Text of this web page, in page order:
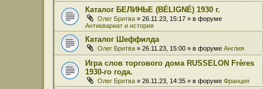
Каталог БЕЛИНЬЕ (BÉLIGNÉ) 1930 г.
Олег Бритва » 26.11.23, 15:17 » в форуме
Антиквариат и история
Каталог Шеффилда
Олег Бритва » 26.11.23, 15:00 » в форуме Англия
Игра слов торгового дома RUSSELON Frères
1930-го года.
Олег Бритва » 26.11.23, 14:35 » в форуме Франция